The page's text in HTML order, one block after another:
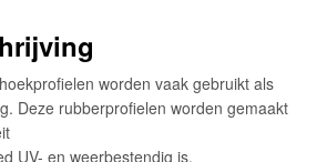
worden vaak gebruikt als
Deze rubberprofielen worden gemaakt
UV- en weerbestendig is.